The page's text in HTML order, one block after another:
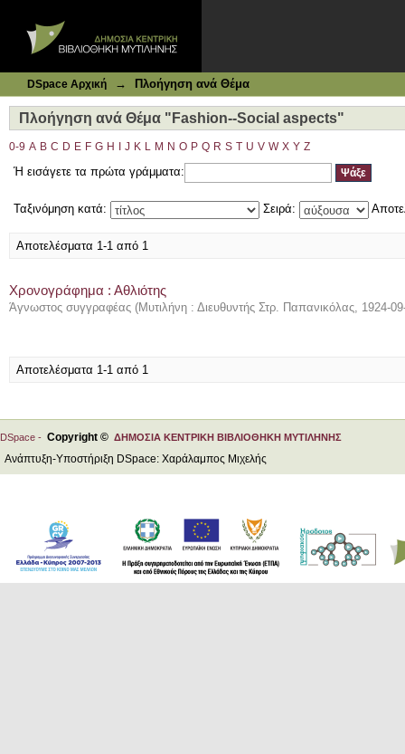
DSpace Αρχική → Πλοήγηση ανά Θέμα
Πλοήγηση ανά Θέμα "Fashion--Social aspects"
0-9 A B C D E F G H J K L M N O P Q R S T U V W X Y Z
Ή εισάγετε τα πρώτα γράμματα:
Ταξινόμηση κατά: Σειρά:
Αποτελέσματα 1-1 από 1
Χρονογράφημα : Αθλιότης
Άγνωστος συγγραφέας (Μυτιλήνη : Διευθυντής Στρ. Παπανικόλας, 1924-
Αποτελέσματα 1-1 από 1
DSpace - Copyright © ΔΗΜΟΣΙΑ ΚΕΝΤΡΙΚΗ ΒΙΒΛΙΟΘΗΚΗ ΜΥΤΙΛΗΝΗΣ
Ανάπτυξη-Υποστήριξη DSpace: Χαράλαμπος Μιχελής